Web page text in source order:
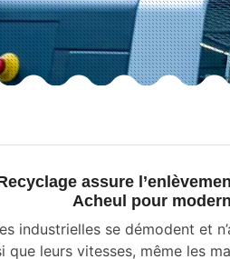
assure
Acheul pour
industrielles se démodent et
que leurs vitesses, même les